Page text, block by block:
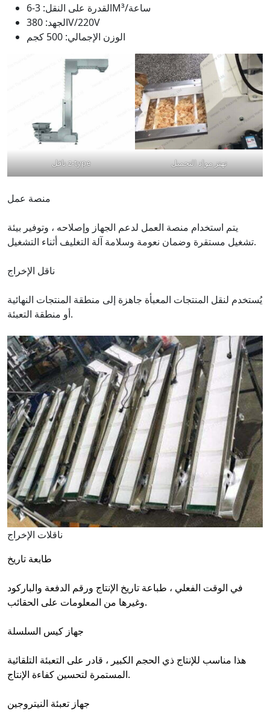
القدرة على النقل: 3-6M³/ساعة
الجهد: 380V/220V
الوزن الإجمالي: 500 كجم
ناقل z-type تهتز مواد التحميل
منصة عمل
يتم استخدام منصة العمل لدعم الجهاز وإصلاحه ، وتوفير بيئة
تشغيل مستقرة وضمان نعومة وسلامة آلة التغليف أثناء التشغيل.
ناقل الإخراج
يُستخدم لنقل المنتجات المعبأة جاهزة إلى منطقة المنتجات النهائية
أو منطقة التعبئة.
ناقلات الإخراج
طابعة تاريخ
في الوقت الفعلي ، طباعة تاريخ الإنتاج ورقم الدفعة والباركود
وغيرها من المعلومات على الحقائب.
جهاز كيس السلسلة
هذا مناسب للإنتاج ذي الحجم الكبير ، قادر على التعبئة التلقائية
المستمرة لتحسين كفاءة الإنتاج.
جهاز تعبئة النيتروجين